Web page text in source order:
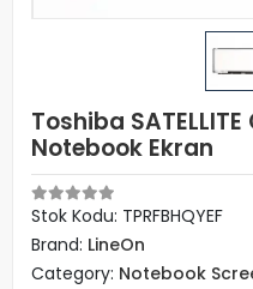
Toshiba
Notebook Ekran
Stok Kodu: TPRFBHQYEF
Brand: LineOn
Category: Notebook